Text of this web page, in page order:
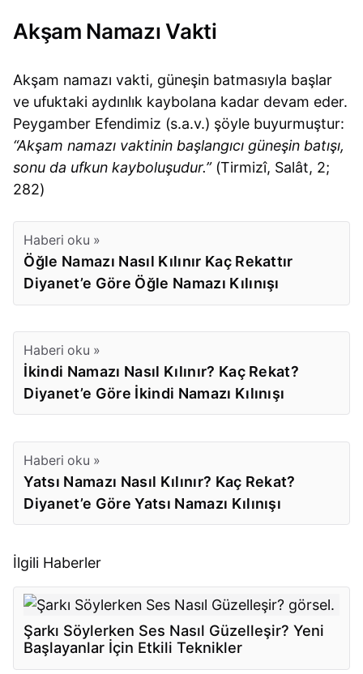
Akşam Namazı Vakti
Akşam namazı vakti, güneşin batmasıyla başlar
ve ufuktaki aydınlık kaybolana kadar devam eder.
Peygamber Efendimiz (s.a.v.) şöyle buyurmuştur:
“Akşam namazı vaktinin başlangıcı güneşin batışı,
sonu da ufkun kayboluşudur.”(Tirmizî, Salât, 2;
282)
Haberi oku »
Öğle Namazı Nasıl Kılınır Kaç Rekattır
Diyanet’e Göre Öğle Namazı Kılınışı
Haberi oku »
İkindi Namazı Nasıl Kılınır? Kaç Rekat?
Diyanet’e Göre İkindi Namazı Kılınışı
Haberi oku »
Yatsı Namazı Nasıl Kılınır? Kaç Rekat?
Diyanet’e Göre Yatsı Namazı Kılınışı
İlgili Haberler
Şarkı Söylerken Ses Nasıl Güzelleşir? Yeni
Başlayanlar İçin Etkili Teknikler